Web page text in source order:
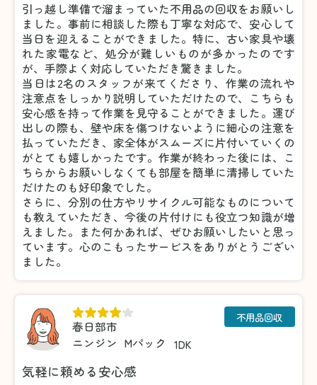
引っ越し準備で溜まっていた不用品の回収をお願いし
ました。事前に相談した際も丁寧な対応で、安心して
当日を迎えることができました。特に、古い家具や壊
れた家電など、処分が難しいものが多かったのです
が、手際よく対応していただき驚きました。
当日は2名のスタッフが来てくださり、作業の流れや
注意点をしっかり説明していただけたので、こちらも
安心感を持って作業を見守ることができました。運び
出しの際も、壁や床を傷つけないように細心の注意を
払っていただき、家全体がスムーズに片付いていくの
がとても嬉しかったです。作業が終わった後には、こ
ちらからお願いしなくても部屋を簡単に清掃していた
だけたのも好印象でした。
さらに、分別の仕方やリサイクル可能なものについて
も教えていただき、今後の片付けにも役立つ知識が増
えました。また何かあれば、ぜひお願いしたいと思っ
ています。心のこもったサービスをありがとうござい
ました。
春日部市
ニンジン Mパック 1DK
不用品回収
気軽に頼める安心感